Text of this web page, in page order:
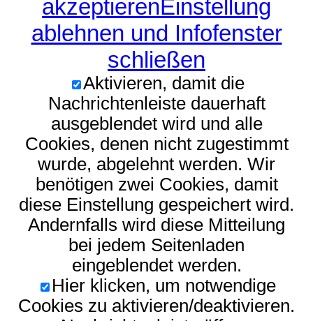
akzeptierenEinstellung
ablehnen und Infofenster
schließen
Aktivieren, damit die
Nachrichtenleiste dauerhaft
ausgeblendet wird und alle
Cookies, denen nicht zugestimmt
wurde, abgelehnt werden. Wir
benötigen zwei Cookies, damit
diese Einstellung gespeichert wird.
Andernfalls wird diese Mitteilung
bei jedem Seitenladen
eingeblendet werden.
Hier klicken, um notwendige
Cookies zu aktivieren/deaktivieren.